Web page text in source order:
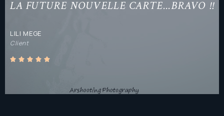
LA FUTURE NOUVELLE CARTE...BRAVO !!
LILI MEGE
Client
    